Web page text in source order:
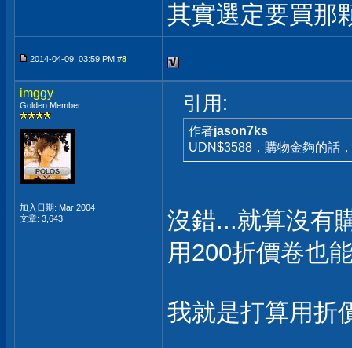
其實選定要買那
2014-04-09, 03:59 PM #8
imggy
Golden Member
加入日期: Mar 2004
文章: 3,643
引用:
作者jason7ks
UDN$3588，購物金夠的話
沒錯...就算沒有
用200折價卷也
我就是打算用折